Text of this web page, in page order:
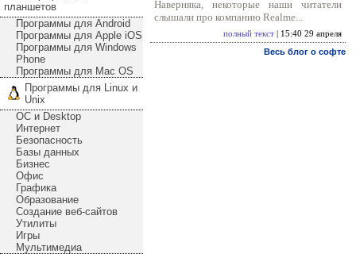
планшетов
Программы для Android
Программы для Apple iOS
Программы для Windows
Phone
Программы для Mac OS
Программы для Linux и
Unix
ОС и Desktop
Интернет
Безопасность
Базы данных
Бизнес
Офис
Графика
Образование
Создание веб-сайтов
Утилиты
Игры
Мультимедиа
Наверняка, некоторые наши читатели
слышали про компанию Realme...
полный текст | 15:40 29 апреля
Весь блог о софте